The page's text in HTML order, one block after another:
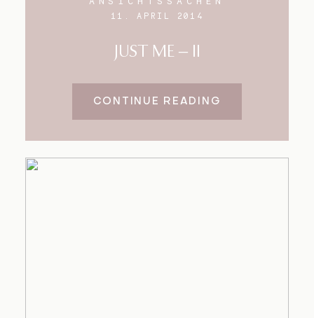
11. APRIL 2014
JUST ME – II
CONTINUE READING